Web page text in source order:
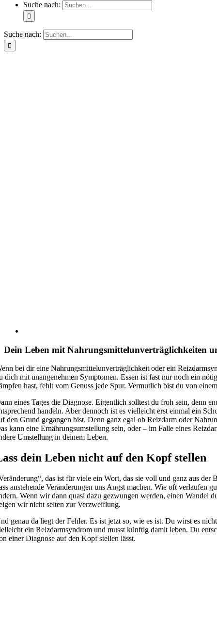
Suche nach:
Suche nach:
Dein Leben mit Nahrungsmittelunverträglichkeiten
bei dir eine Nahrungsmittelunverträglichkeit oder ein
dich mit unangenehmen Symptomen. Essen ist fast nur noch ein
hast, fehlt vom Genuss jede Spur. Vermutlich bist du von
eines Tages die Diagnose. Eigentlich solltest du froh sein, denn
handeln. Aber dennoch ist es vielleicht erst einmal ein
den Grund gegangen bist. Denn ganz egal ob Reizdarm oder
kann eine Ernährungsumstellung sein, oder – im Falle eines
Umstellung in deinem Leben.
dein Leben nicht auf den Kopf stellen
das ist für viele ein Wort, das sie voll und ganz aus
anstehende Veränderungen uns Angst machen. Wie oft verlaufen
Wenn wir dann quasi dazu gezwungen werden, einen Wandel
wir nicht selten zur Verzweiflung.
genau da liegt der Fehler. Es ist jetzt so, wie es ist. Du wirst es
ein Reizdarmsyndrom und musst künftig damit leben. Du
einer Diagnose auf den Kopf stellen lässt.